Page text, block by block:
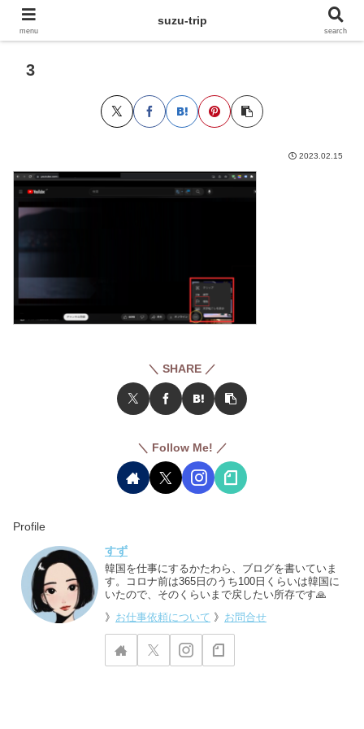
3
2023.02.15
＼ SHARE ／
＼ Follow Me! ／
Profile
すず
韓国を仕事にするかたわら、ブログを書いていま
す。コロナ前は365日のうち100日くらいは韓国に
いたので、そのくらいまで戻したい所存です🙏
》 お仕事依頼について 》 お問合せ
menu
suzu-trip
search